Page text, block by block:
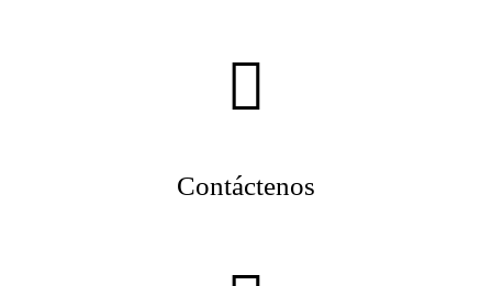
Contáctenos